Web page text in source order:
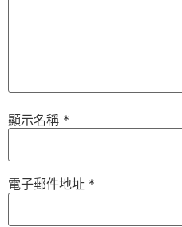
顯示名稱 *
電子郵件地址 *